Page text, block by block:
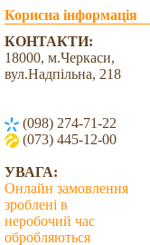
Корисна інформація
КОНТАКТИ:
18000, м.Черкаси,
вул.Надпільна, 218
(098) 274-71-22
(073) 445-12-00
УВАГА:
Онлайн замовлення
зроблені в
неробочий час
обробляються